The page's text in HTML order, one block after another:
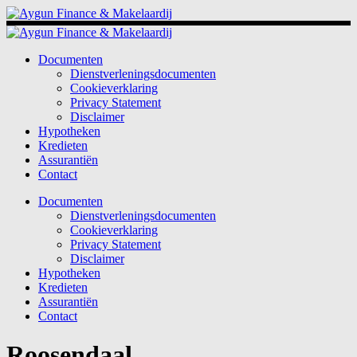
Documenten
Dienstverleningsdocumenten
Cookieverklaring
Privacy Statement
Disclaimer
Hypotheken
Kredieten
Assurantiën
Contact
Documenten
Dienstverleningsdocumenten
Cookieverklaring
Privacy Statement
Disclaimer
Hypotheken
Kredieten
Assurantiën
Contact